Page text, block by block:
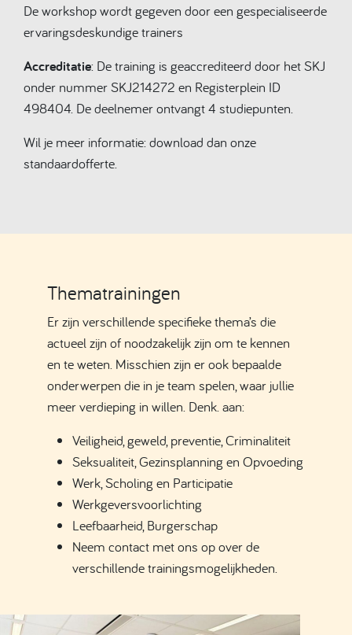
De workshop wordt gegeven door een gespecialiseerde
ervaringsdeskundige trainers
Accreditatie: De training is geaccrediteerd door het SKJ
onder nummer SKJ214272 en Registerplein ID
498404. De deelnemer ontvangt 4 studiepunten.
Wil je meer informatie: download dan onze
standaardofferte.
Thematrainingen
Er zijn verschillende specifieke thema’s die
actueel zijn of noodzakelijk zijn om te kennen
en te weten. Misschien zijn er ook bepaalde
onderwerpen die in je team spelen, waar jullie
meer verdieping in willen. Denk. aan:
Veiligheid, geweld, preventie, Criminaliteit
Seksualiteit, Gezinsplanning en Opvoeding
Werk, Scholing en Participatie
Werkgeversvoorlichting
Leefbaarheid, Burgerschap
Neem contact met ons op over de
verschillende trainingsmogelijkheden.